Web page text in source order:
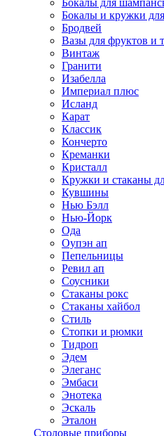
Бокалы для
Бокалы и кружки
Бродвей
Вазы для фруктов и
Винтаж
Гранити
Изабелла
Империал плюс
Исланд
Карат
Классик
Кончерто
Креманки
Кристалл
Кружки и стаканы
Кувшины
Нью Бэлл
Нью-Йорк
Ода
Оупэн ап
Пепельницы
Ревил ап
Соусники
Стаканы рокс
Стаканы хайбол
Стиль
Стопки и рюмки
Тидроп
Эдем
Элеганс
Эмбаси
Энотека
Эскаль
Эталон
Столовые приборы